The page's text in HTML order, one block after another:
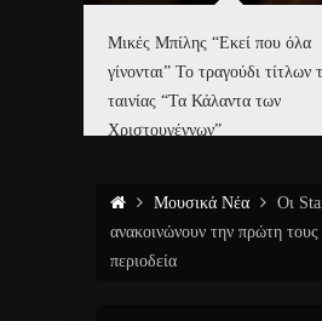
Μικές Μπίλης “Εκεί που όλα
γίνονται” Το τραγούδι τίτλων
ταινίας “Τα Κάλαντα των
Χριστουγέννων”
Μουσικά Νέα
Οι
ανακοινώνουν την πρώτη
περιοδεία